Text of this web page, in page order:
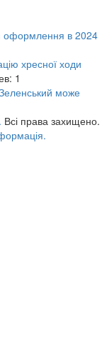
оформлення в 2024
хресної ходи
1
може
Всі права захищено.